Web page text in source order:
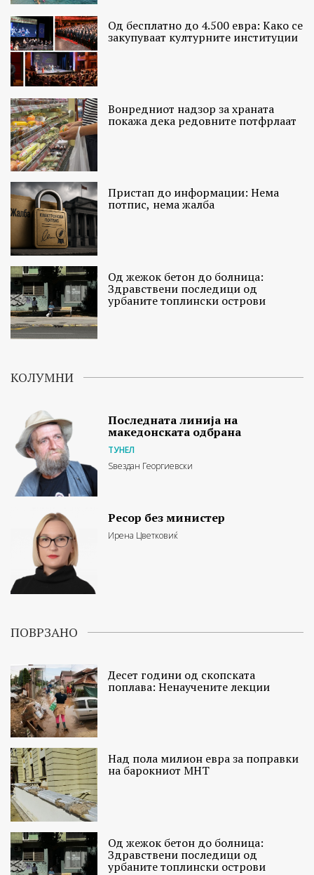
Од бесплатно до 4.500 евра: Како се
закупуваат културните институции
Вонредниот надзор за храната
покажа дека редовните потфрлаат
Пристап до информации: Нема
потпис, нема жалба
Од жежок бетон до болница:
Здравствени последици од
урбаните топлински острови
КОЛУМНИ
Последната линија на
македонската одбрана
ТУНЕЛ
Ѕвездан Георгиевски
Ресор без министер
Ирена Цветковиќ
ПОВРЗАНО
Десет години од скопската
поплава: Ненаучените лекции
Над пола милион евра за поправки
на барокниот МНТ
Од жежок бетон до болница:
Здравствени последици од
урбаните топлински острови